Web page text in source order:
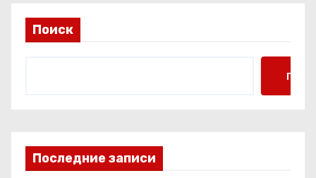
Поиск
Поиск
Последние записи